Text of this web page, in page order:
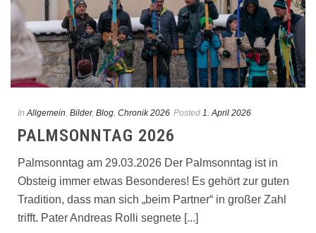
In Allgemein, Bilder, Blog, Chronik 2026 Posted 1. April 2026
PALMSONNTAG 2026
Palmsonntag am 29.03.2026 Der Palmsonntag ist in
Obsteig immer etwas Besonderes! Es gehört zur guten
Tradition, dass man sich „beim Partner“ in großer Zahl
trifft. Pater Andreas Rolli segnete [...]